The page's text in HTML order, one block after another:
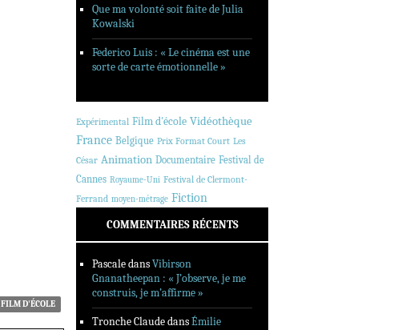
FILM D'ÉCOLE
Que ma volonté soit faite de Julia
Kowalski
Federico Luis : « Le cinéma est une
sorte de carte émotionnelle »
Expérimental Film d'école Vidéothèque
France Belgique Prix Format Court Les
César Animation Documentaire Festival de
Cannes Royaume-Uni Festival de Clermont-
Ferrand moyen-métrage Fiction
COMMENTAIRES RÉCENTS
PascaledansVibirson
Gnanatheepan : « J’observe, je me
construis, je m’affirme »
Tronche ClaudedansÉmilie